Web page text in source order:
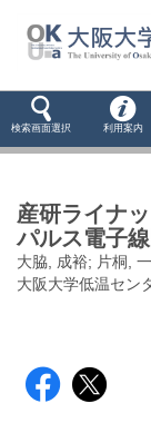
検索画面選択 利用案内
産研ライナ
パルス電子
大脇, 成裕; 片桐,
大阪大学低温セン